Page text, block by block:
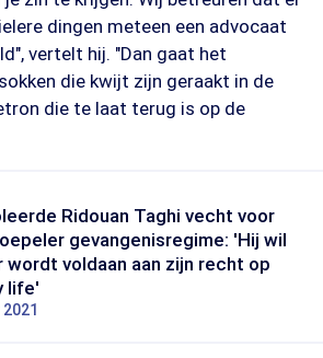
dingen meteen een advocaat
vertelt hij. "Dan gaat het
die kwijt zijn geraakt in de
die te laat terug is op de
Ridouan Taghi vecht voor
gevangenisregime: 'Hij wil
wordt voldaan aan zijn recht op
life'